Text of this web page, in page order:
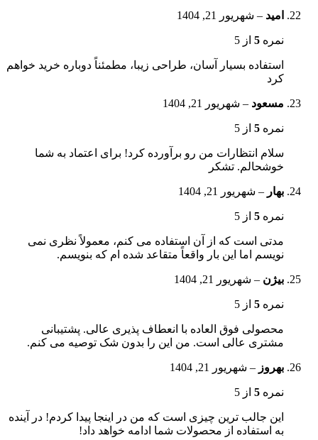
امید – شهریور 21, 1404
نمره 5 از 5
استفاده بسیار آسان، طراحی زیبا، مطمئناً دوباره خرید خواهم
کرد
مسعود – شهریور 21, 1404
نمره 5 از 5
سلام انتظارات من رو برآورده کرد! برای اعتماد به شما
خوشحالم. تشکر
بهار – شهریور 21, 1404
نمره 5 از 5
مدتی است که از آن استفاده می کنم، معمولاً نظری نمی
نویسم اما این بار واقعاً متقاعد شده ام که بنویسم.
بیژن – شهریور 21, 1404
نمره 5 از 5
محصولی فوق العاده با انعطاف پذیری عالی. پشتیبانی
مشتری عالی است. من این را بدون شک توصیه می کنم.
بهروز – شهریور 21, 1404
نمره 5 از 5
این جالب ترین چیزی است که من در اینجا پیدا کردم! در آینده
به استفاده از محصولات شما ادامه خواهد داد!